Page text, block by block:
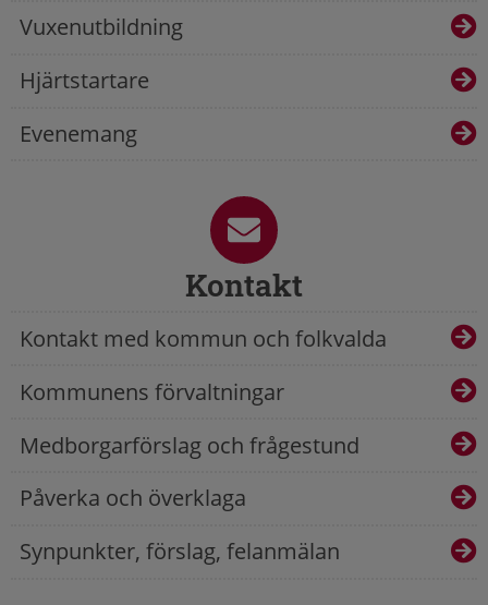
Vuxenutbildning
Hjärtstartare
Evenemang
Kontakt
Kontakt med kommun och folkvalda
Kommunens förvaltningar
Medborgarförslag och frågestund
Påverka och överklaga
Synpunkter, förslag, felanmälan